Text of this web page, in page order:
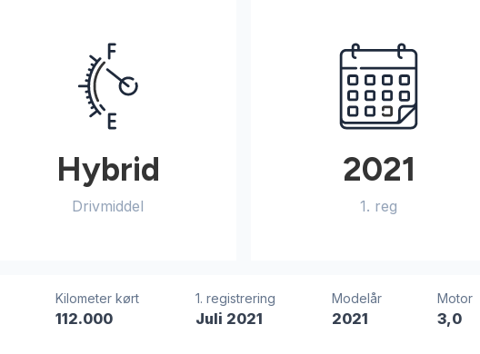
Hybrid
Drivmiddel
2021
1. reg
Kilometer kørt
112.000
1. registrering
Juli 2021
Modelår
2021
Motor
3,0